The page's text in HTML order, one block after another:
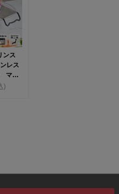
ンス
レス
マッ
)